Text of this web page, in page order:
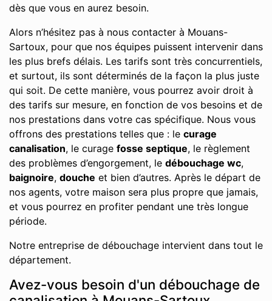
dès que vous en aurez besoin.
Alors n’hésitez pas à nous contacter à Mouans-
Sartoux, pour que nos équipes puissent intervenir dans
les plus brefs délais. Les tarifs sont très concurrentiels,
et surtout, ils sont déterminés de la façon la plus juste
qui soit. De cette manière, vous pourrez avoir droit à
des tarifs sur mesure, en fonction de vos besoins et de
nos prestations dans votre cas spécifique. Nous vous
offrons des prestations telles que : le curage
canalisation, le curage fosse septique, le règlement
des problèmes d’engorgement, le débouchage wc,
baignoire, douche et bien d’autres. Après le départ de
nos agents, votre maison sera plus propre que jamais,
et vous pourrez en profiter pendant une très longue
période.
Notre entreprise de débouchage intervient dans tout le
département.
Avez-vous besoin d'un débouchage de